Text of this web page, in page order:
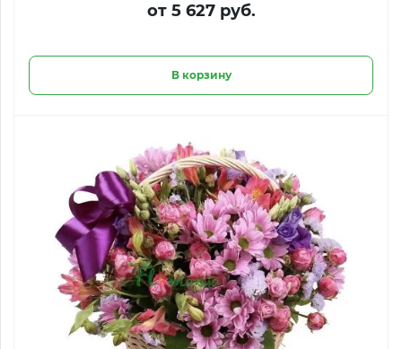
от 5 627 руб.
В корзину